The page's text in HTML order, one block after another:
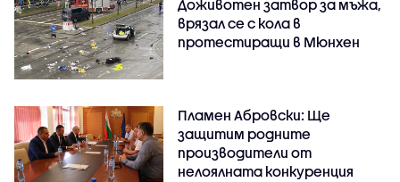
Доживотен затвор за мъжа,
врязал се с кола в
протестиращи в Мюнхен
Пламен Абровски: Ще
защитим родните
производители от
нелоялната конкуренция